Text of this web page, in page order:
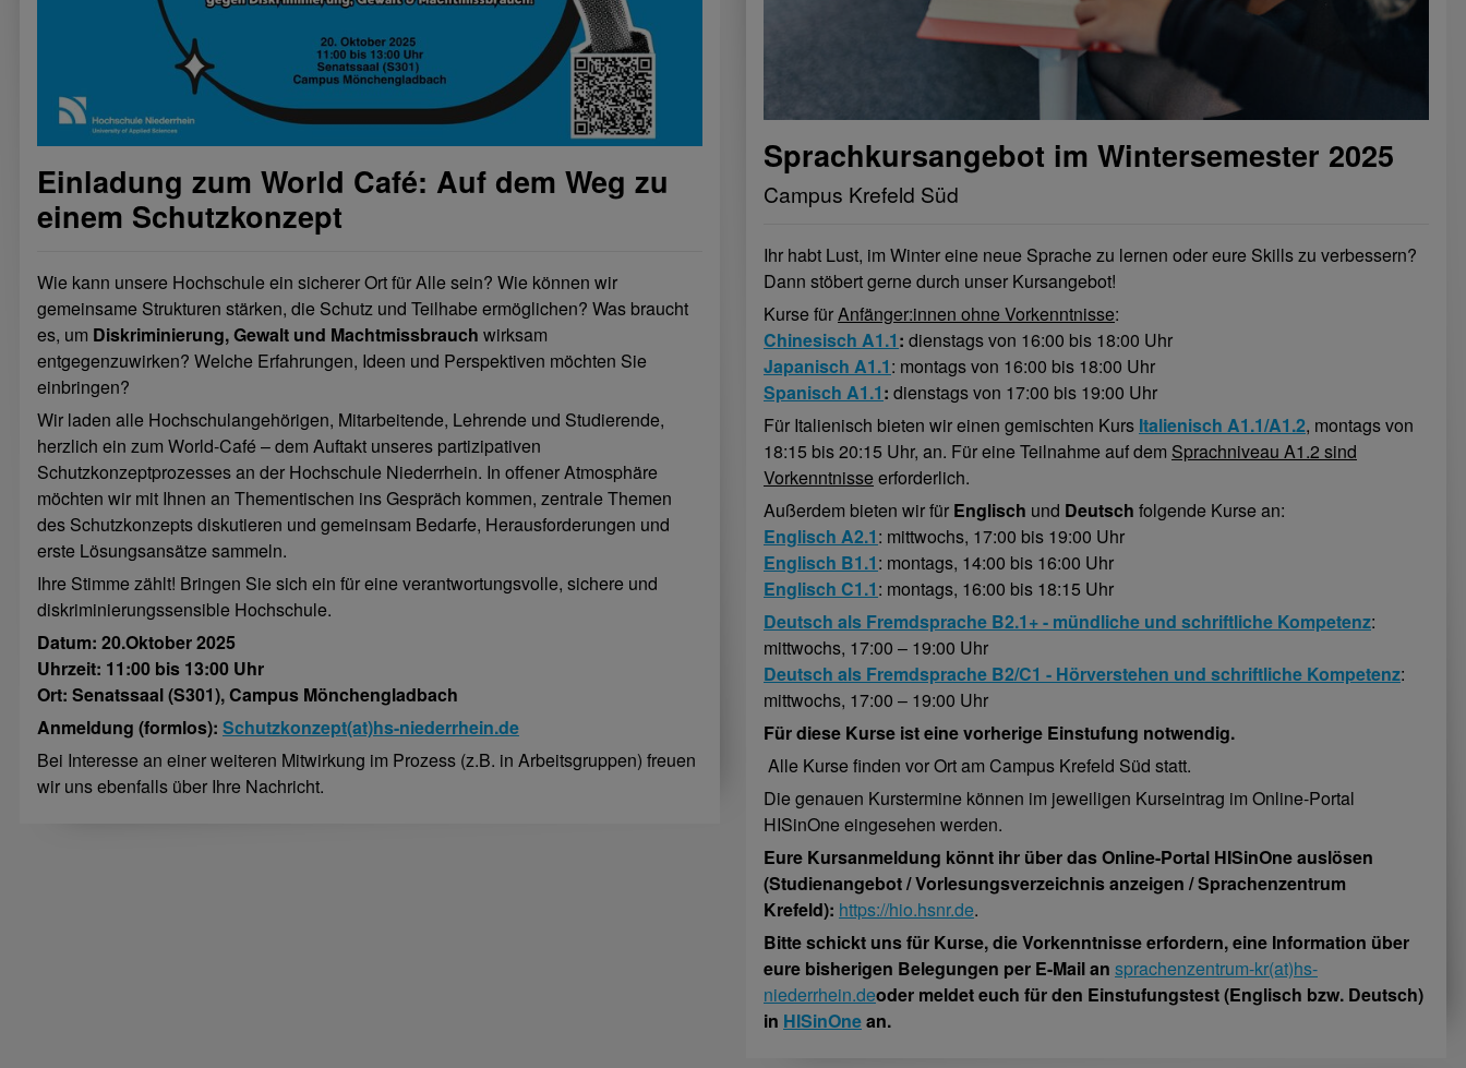
Einladung zum World Café: Auf dem Weg zu
einem Schutzkonzept
Wie kann unsere Hochschule ein sicherer Ort für Alle sein? Wie können wir
gemeinsame Strukturen stärken, die Schutz und Teilhabe ermöglichen? Was braucht
es, um Diskriminierung, Gewalt und Machtmissbrauch wirksam
entgegenzuwirken? Welche Erfahrungen, Ideen und Perspektiven möchten Sie
einbringen?
Wir laden alle Hochschulangehörigen, Mitarbeitende, Lehrende und Studierende,
herzlich ein zum World-Café – dem Auftakt unseres partizipativen
Schutzkonzeptprozesses an der Hochschule Niederrhein. In offener Atmosphäre
möchten wir mit Ihnen an Thementischen ins Gespräch kommen, zentrale Themen
des Schutzkonzepts diskutieren und gemeinsam Bedarfe, Herausforderungen und
erste Lösungsansätze sammeln.
Ihre Stimme zählt! Bringen Sie sich ein für eine verantwortungsvolle, sichere und
diskriminierungssensible Hochschule.
Datum: 20.Oktober 2025
Uhrzeit: 11:00 bis 13:00 Uhr
Ort: Senatssaal (S301), Campus Mönchengladbach
Anmeldung (formlos): Schutzkonzept(at)hs-niederrhein.de
Bei Interesse an einer weiteren Mitwirkung im Prozess (z.B. in Arbeitsgruppen) freuen
wir uns ebenfalls über Ihre Nachricht.
Sprachkursangebot im Wintersemester 2025
Campus Krefeld Süd
Ihr habt Lust, im Winter eine neue Sprache zu lernen oder eure Skills zu verbessern?
Dann stöbert gerne durch unser Kursangebot!
Kurse fürAnfänger:innen ohne Vorkenntnisse:
Chinesisch A1.1: dienstags von 16:00 bis 18:00 Uhr
Japanisch A1.1: montags von 16:00 bis 18:00 Uhr
Spanisch A1.1: dienstags von 17:00 bis 19:00 Uhr
Für Italienisch bieten wir einen gemischten Kurs Italienisch A1.1/A1.2, montags von
18:15 bis 20:15 Uhr, an. Für eine Teilnahme auf dem Sprachniveau A1.2 sind
Vorkenntnisse erforderlich.
Außerdem bieten wir für Englisch und Deutsch folgende Kurse an:
Englisch A2.1: mittwochs, 17:00 bis 19:00 Uhr
Englisch B1.1: montags, 14:00 bis 16:00 Uhr
Englisch C1.1: montags, 16:00 bis 18:15 Uhr
Deutsch als Fremdsprache B2.1+ - mündliche und schriftliche Kompetenz:
mittwochs, 17:00 – 19:00 Uhr
Deutsch als Fremdsprache B2/C1 - Hörverstehen und schriftliche Kompetenz:
mittwochs, 17:00 – 19:00 Uhr
Für diese Kurse ist eine vorherige Einstufung notwendig.
Alle Kurse finden vor Ort am Campus Krefeld Süd statt.
Die genauen Kurstermine können im jeweiligen Kurseintrag im Online-Portal
HISinOne eingesehen werden.
Eure Kursanmeldung könnt ihr über das Online-Portal HISinOne auslösen
(Studienangebot / Vorlesungsverzeichnis anzeigen / Sprachenzentrum
Krefeld): https://hio.hsnr.de.
Bitte schickt uns für Kurse, die Vorkenntnisse erfordern, eine Information über
eure bisherigen Belegungen per E-Mail an sprachenzentrum-kr(at)hs-
niederrhein.deoder meldet euch für den Einstufungstest (Englisch bzw. Deutsch)
in HISinOnean.